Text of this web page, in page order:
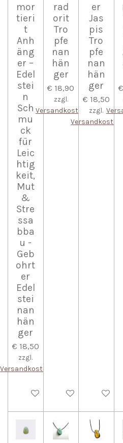
mor
tieri
t
Anh
äng
er –
Edel
stei
n
Sch
mu
ck
für
Leic
htig
keit,
Mut
&
Stre
ssa
bba
u -
Geb
ohrt
er
Edel
stei
nan
hän
ger
€ 18,50
zzgl.
Versandkosten
In den Warenkorb
rad
orit
Tro
pfe
nan
hän
ger
€ 18,90
zzgl.
Versandkosten
In den Warenkorb
er
Jas
pis
Tro
pfe
nan
hän
ger
€ 18,50
zzgl.
Versandkosten
In den